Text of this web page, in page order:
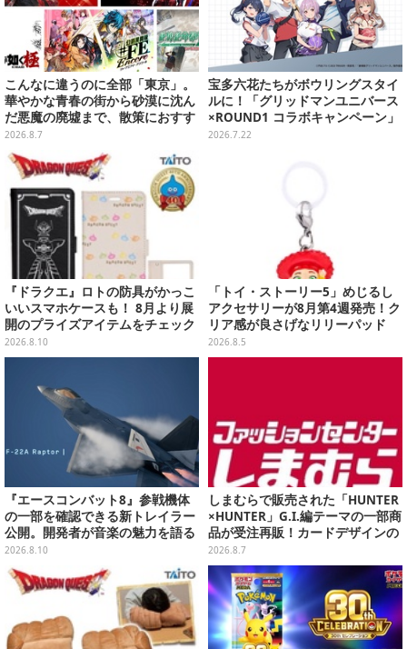
こんなに違うのに全部「東京」。
華やかな青春の街から砂漠に沈ん
だ悪魔の廃墟まで、散策におすす
め東京ゲーム5選【特集】
2026.8.7
宝多六花たちがボウリングスタイ
ルに！「グリッドマンユニバース
×ROUND1 コラボキャンペーン」
開催決定、企画やグッズ販売を実
2026.7.22
『ドラクエ』ロトの防具がかっこ
いいスマホケースも！ 8月より展
開のプライズアイテムをチェック
2026.8.10
「トイ・ストーリー5」めじるし
アクセサリーが8月第4週発売！ク
リア感が良さげなリリーパッド
や、ジェシーなど全5種ラインナ
ップ
2026.8.5
『エースコンバット8』参戦機体
の一部を確認できる新トレイラー
公開。開発者が音楽の魅力を語る
インタビュー第2弾も
2026.8.10
しまむらで販売された「HUNTER
×HUNTER」G.I.編テーマの一部商
品が受注再販！カードデザインの
キーホルダーや、キルアたちのセ
リフ付ソックスなど
2026.8.7